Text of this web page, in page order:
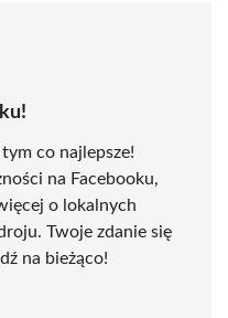
co najlepsze!
na Facebooku,
o lokalnych
Twoje zdanie się
na bieżąco!